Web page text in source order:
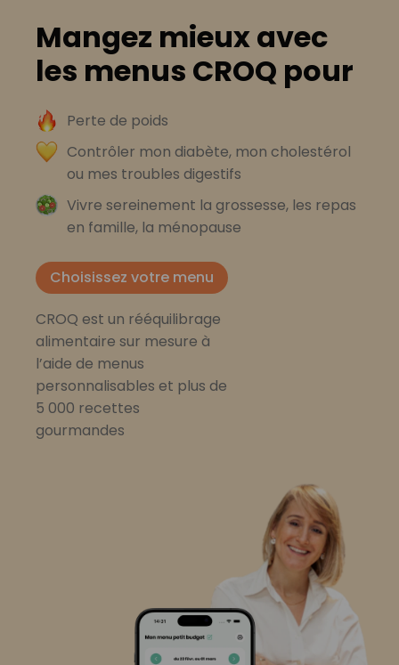
Mangez mieux avec
les menus CROQ pour
Perte de poids
Contrôler mon diabète, mon cholestérol
ou mes troubles digestifs
Vivre sereinement la grossesse, les repas
en famille, la ménopause
Choisissez votre menu
CROQ est un rééquilibrage
alimentaire sur mesure à
l’aide de menus
personnalisables et plus de
5 000 recettes
gourmandes